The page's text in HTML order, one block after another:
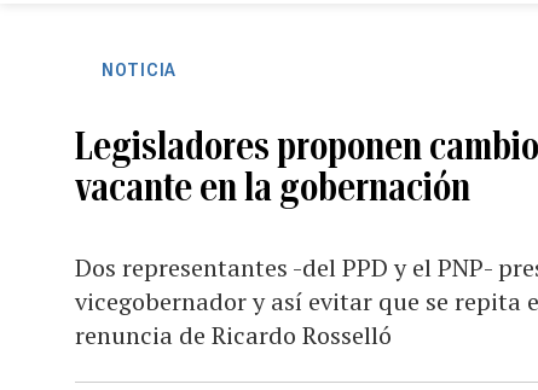
NOTICIA
Legisladores proponen
vacante en la gobernación
Dos representantes -del PPD y el PNP-
vicegobernador y así evitar que se repita
renuncia de Ricardo Rosselló